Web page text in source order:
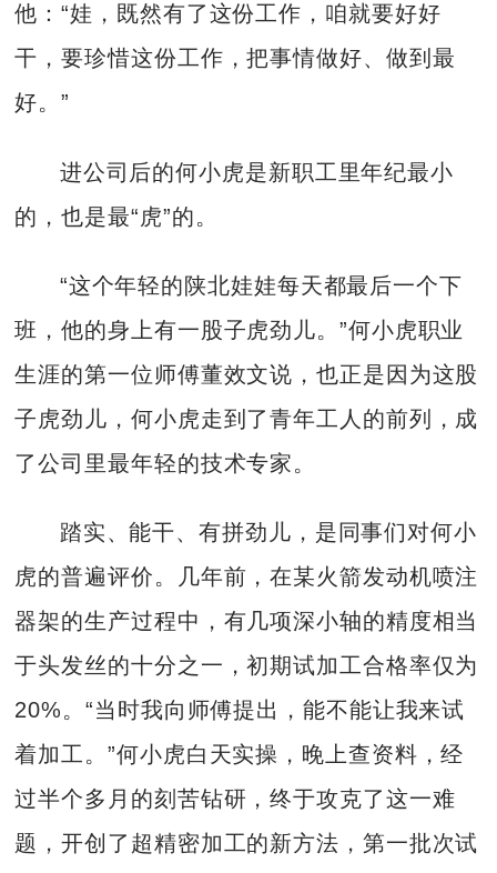
他：“娃，既然有了这份工作，咱就要好好
干，要珍惜这份工作，把事情做好、做到最
好。”
进公司后的何小虎是新职工里年纪最小
的，也是最“虎”的。
“这个年轻的陕北娃娃每天都最后一个下
班，他的身上有一股子虎劲儿。”何小虎职业
生涯的第一位师傅董效文说，也正是因为这股
子虎劲儿，何小虎走到了青年工人的前列，成
了公司里最年轻的技术专家。
踏实、能干、有拼劲儿，是同事们对何小
虎的普遍评价。几年前，在某火箭发动机喷注
器架的生产过程中，有几项深小轴的精度相当
于头发丝的十分之一，初期试加工合格率仅为
20%。“当时我向师傅提出，能不能让我来试
着加工。”何小虎白天实操，晚上查资料，经
过半个多月的刻苦钻研，终于攻克了这一难
题，开创了超精密加工的新方法，第一批次试